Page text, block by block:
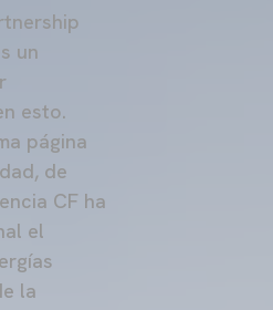
un
esto.
página
de
CF ha
el
la